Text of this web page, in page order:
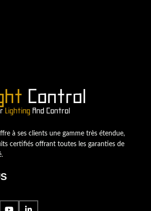
à ses clients une gamme très étendue,
certifiés offrant toutes les garanties de